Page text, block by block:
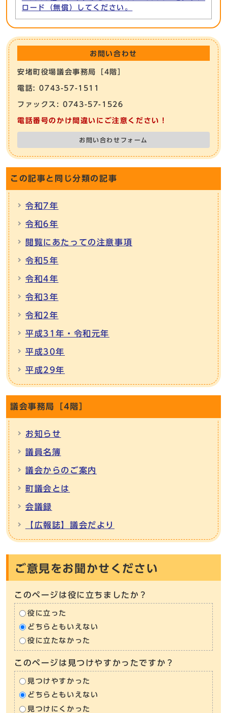
ロード（無償）してください。
お問い合わせ
安堵町役場議会事務局［4階］
電話: 0743-57-1511
ファックス: 0743-57-1526
電話番号のかけ間違いにご注意ください！
お問い合わせフォーム
この記事と同じ分類の記事
令和7年
令和6年
閲覧にあたっての注意事項
令和5年
令和4年
令和3年
令和2年
平成31年・令和元年
平成30年
平成29年
議会事務局［4階］
お知らせ
議員名簿
議会からのご案内
町議会とは
会議録
【広報誌】議会だより
ご意見をお聞かせください
このページは役に立ちましたか？
役に立った
どちらともいえない
役に立たなかった
このページは見つけやすかったですか？
見つけやすかった
どちらともいえない
見つけにくかった